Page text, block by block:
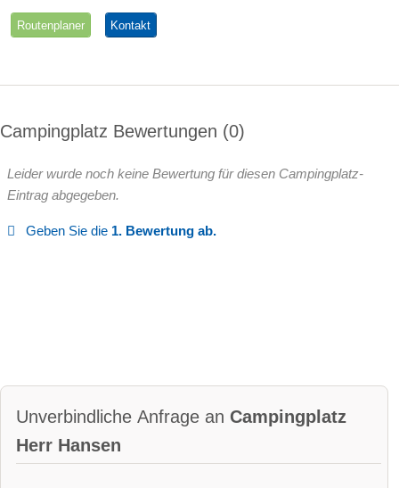
Routenplaner Kontakt
Campingplatz Bewertungen 0
Leider wurde noch keine Bewertung für diesen Campingplatz-
Eintrag abgegeben.
Geben Sie die 1. Bewertung ab.
Unverbindliche Anfrage an Campingplatz
Herr Hansen